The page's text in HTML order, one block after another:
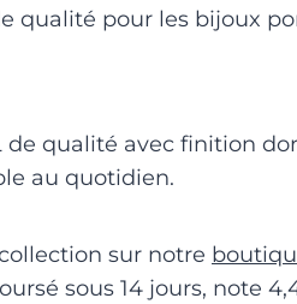
qualité pour les bijoux
qualité avec finition
au quotidien.
sur notre
sous 14 jours, note